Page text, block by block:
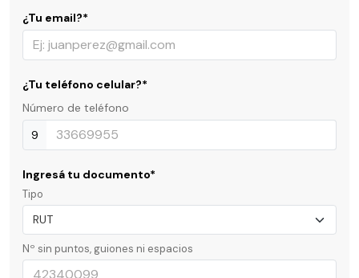
¿Tu email?*
¿Tu teléfono celular?*
Número de teléfono
9
Ingresá tu documento*
Tipo
Nº sin puntos, guiones ni espacios